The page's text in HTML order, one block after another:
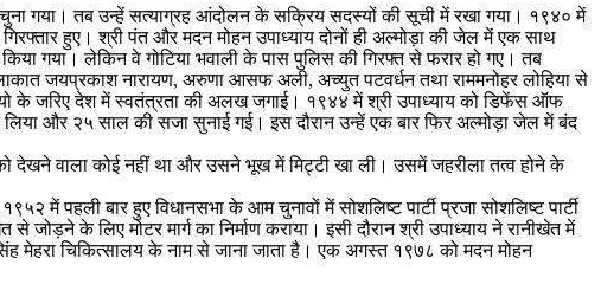
गया। तब उन्हें सत्याग्रह आंदोलन के सक्रिय सदस्यों की सूची में रखा गया। १९४० में
हुए। श्री पंत और मदन मोहन उपाध्याय दोनों ही अल्मोड़ा की जेल में एक साथ
गया। लेकिन वे गोटिया भवाली के पास पुलिस की गिरफ्त से फरार हो गए। तब
जयप्रकाश नारायण, अरुणा आसफ अली, अच्युत पटवर्धन तथा राममनोहर लोहिया से
के जरिए देश में स्वतंत्रता की अलख जगाई। १९४४ में श्री उपाध्याय को डिफेंस ऑफ
लिया और २५ साल की सजा सुनाई गई। इस दौरान उन्हें एक बार फिर अल्मोड़ा जेल में बंद
देखने वाला कोई नहीं था और उसने भूख में मिट्टी खा ली। उसमें जहरीला तत्व होने के
में पहली बार हुए विधानसभा के आम चुनावों में सोशलिष्ट पार्टी प्रजा सोशलिष्ट पार्टी
जोड़ने के लिए मोटर मार्ग का निर्माण कराया। इसी दौरान श्री उपाध्याय ने रानीखेत में
मेहरा चिकित्सालय के नाम से जाना जाता है। एक अगस्त १९७८ को मदन मोहन